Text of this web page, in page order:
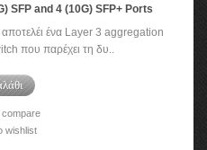
SFP and 4 (10G) SFP+ Ports
ένα Layer 3 aggregation
που παρέχει τη δυ..
compare
wishlist